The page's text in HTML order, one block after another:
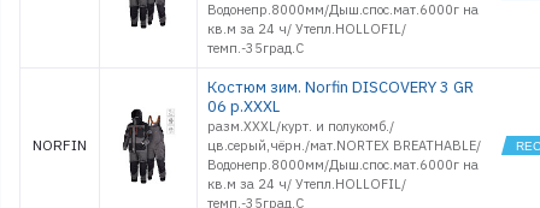
Водонепр.8000мм/Дыш.спос.мат.6000г на
кв.м за 24 ч/ Утепл.HOLLOFIL/
темп.-35град.С
NORFIN
Костюм зим. Norfin DISCOVERY 3 GR
06 р.XXXL
разм.XXXL/курт. и полукомб./
цв.серый,чёрн./мат.NORTEX BREATHABLE/
Водонепр.8000мм/Дыш.спос.мат.6000г на
кв.м за 24 ч/ Утепл.HOLLOFIL/
темп.-35град.С